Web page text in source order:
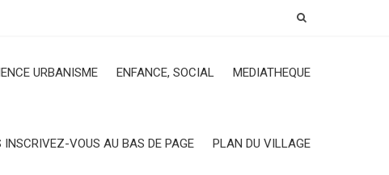
URBANISME ENFANCE, SOCIAL MEDIATHEQUE
INSCRIVEZ-VOUS AU BAS DE PAGE PLAN DU VILLAGE